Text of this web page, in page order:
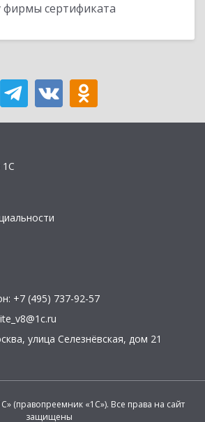
фирмы сертификата
1С
+7 (495) 737-92-57
, улица Селезнёвская, дом 21
(правопреемник «1С»). Все права на сайт
защищены